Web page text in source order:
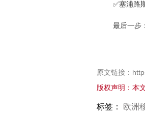
✅塞浦路
最后一步
原文链接：
版权声明：本
标签： 欧洲